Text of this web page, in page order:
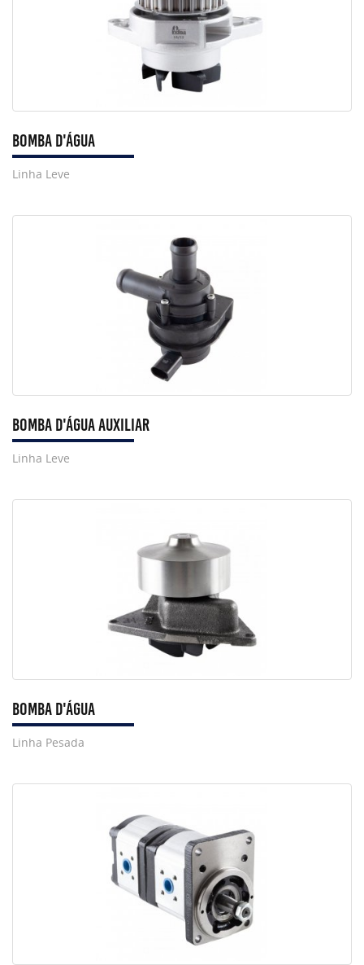
Bomba D'Água
Linha Leve
Bomba D'Água Auxiliar
Linha Leve
Bomba D'Água
Linha Pesada